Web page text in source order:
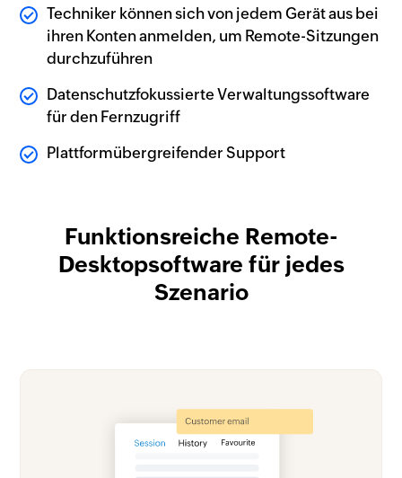
Techniker können sich von jedem Gerät aus bei
ihren Konten anmelden, um Remote-Sitzungen
durchzuführen
Datenschutzfokussierte Verwaltungssoftware
für den Fernzugriff
Plattformübergreifender Support
Funktionsreiche Remote-
Desktopsoftware für jedes
Szenario